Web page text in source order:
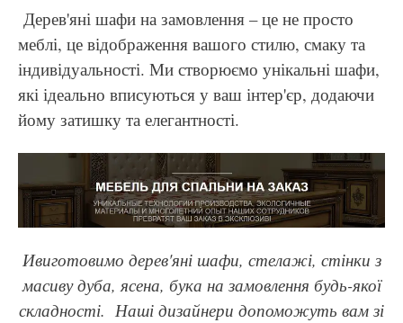
Дерев'яні шафи на замовлення – це не просто
меблі, це відображення вашого стилю, смаку та
індивідуальності. Ми створюємо унікальні шафи,
які ідеально вписуються у ваш інтер'єр, додаючи
йому затишку та елегантності.
Ивиготовимо дерев'яні шафи, стелажі, стінки з
масиву дуба, ясена, бука на замовлення будь-якої
складності. Наші дизайнери допоможуть вам зі